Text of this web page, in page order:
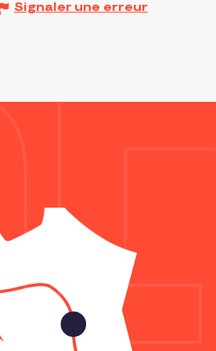
Signaler une erreur